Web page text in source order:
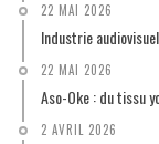
22 MAI 2026
Industrie
22 MAI 2026
Aso-Oke : du tissu
2 AVRIL 2026